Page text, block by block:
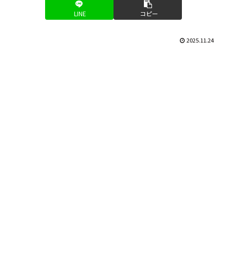
LINE コピー
2025.11.24